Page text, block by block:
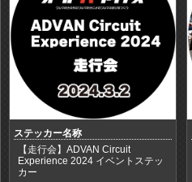
ステッカー名称
【走行会】ADVAN Circuit
Experience 2024 イベントステッ
カー